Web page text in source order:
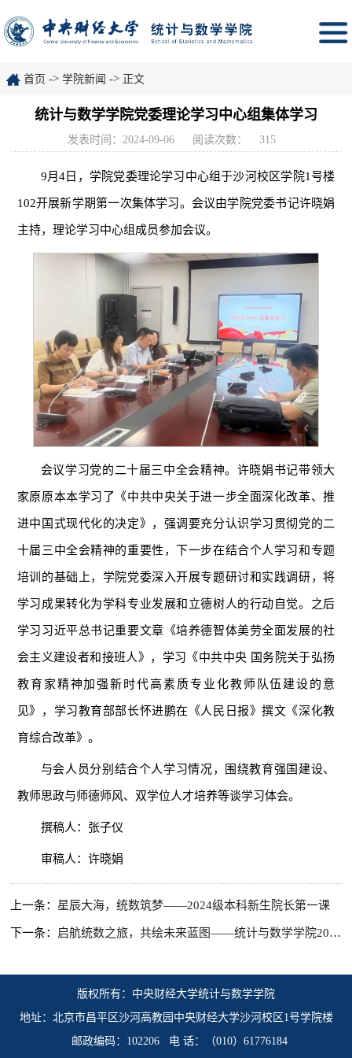
首页 -> 学院新闻 -> 正文
统计与数学学院党委理论学习中心组集体学习
发表时间：2024-09-06 阅读次数： 315
9月4日，学院党委理论学习中心组于沙河校区学院1号楼
102开展新学期第一次集体学习。会议由学院党委书记许晓娟
主持，理论学习中心组成员参加会议。
会议学习党的二十届三中全会精神。许晓娟书记带领大
家原原本本学习了《中共中央关于进一步全面深化改革、推
进中国式现代化的决定》，强调要充分认识学习贯彻党的二
十届三中全会精神的重要性，下一步在结合个人学习和专题
培训的基础上，学院党委深入开展专题研讨和实践调研，将
学习成果转化为学科专业发展和立德树人的行动自觉。之后
学习习近平总书记重要文章《培养德智体美劳全面发展的社
会主义建设者和接班人》，学习《中共中央 国务院关于弘扬
教育家精神加强新时代高素质专业化教师队伍建设的意
见》，学习教育部部长怀进鹏在《人民日报》撰文《深化教
育综合改革》。
与会人员分别结合个人学习情况，围绕教育强国建设、
教师思政与师德师风、双学位人才培养等谈学习体会。
撰稿人：张子仪
审稿人：许晓娟
上一条： 星辰大海，统数筑梦——2024级本科新生院长第一课
下一条： 启航统数之旅，共绘未来蓝图——统计与数学学院2024级新生家长见面会顺利举行
版权所有：中央财经大学统计与数学学院
地址：北京市昌平区沙河高教园中央财经大学沙河校区1号学院楼
邮政编码：102206 电 话：（010）61776184